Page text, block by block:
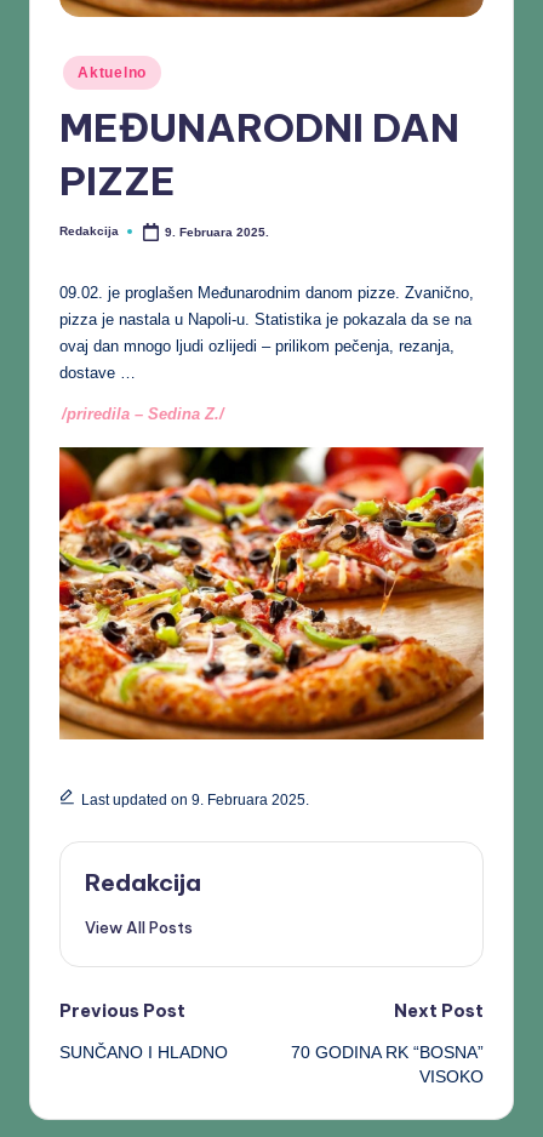
Aktuelno
MEĐUNARODNI DAN
PIZZE
Redakcija 9. Februara 2025.
09.02. je proglašen Međunarodnim danom pizze. Zvanično,
pizza je nastala u Napoli-u. Statistika je pokazala da se na
ovaj dan mnogo ljudi ozlijedi – prilikom pečenja, rezanja,
dostave …
/priredila – Sedina Z./
Last updated on 9. Februara 2025.
Redakcija
View All Posts
Previous Post
SUNČANO I HLADNO
Next Post
70 GODINA RK “BOSNA”
VISOKO